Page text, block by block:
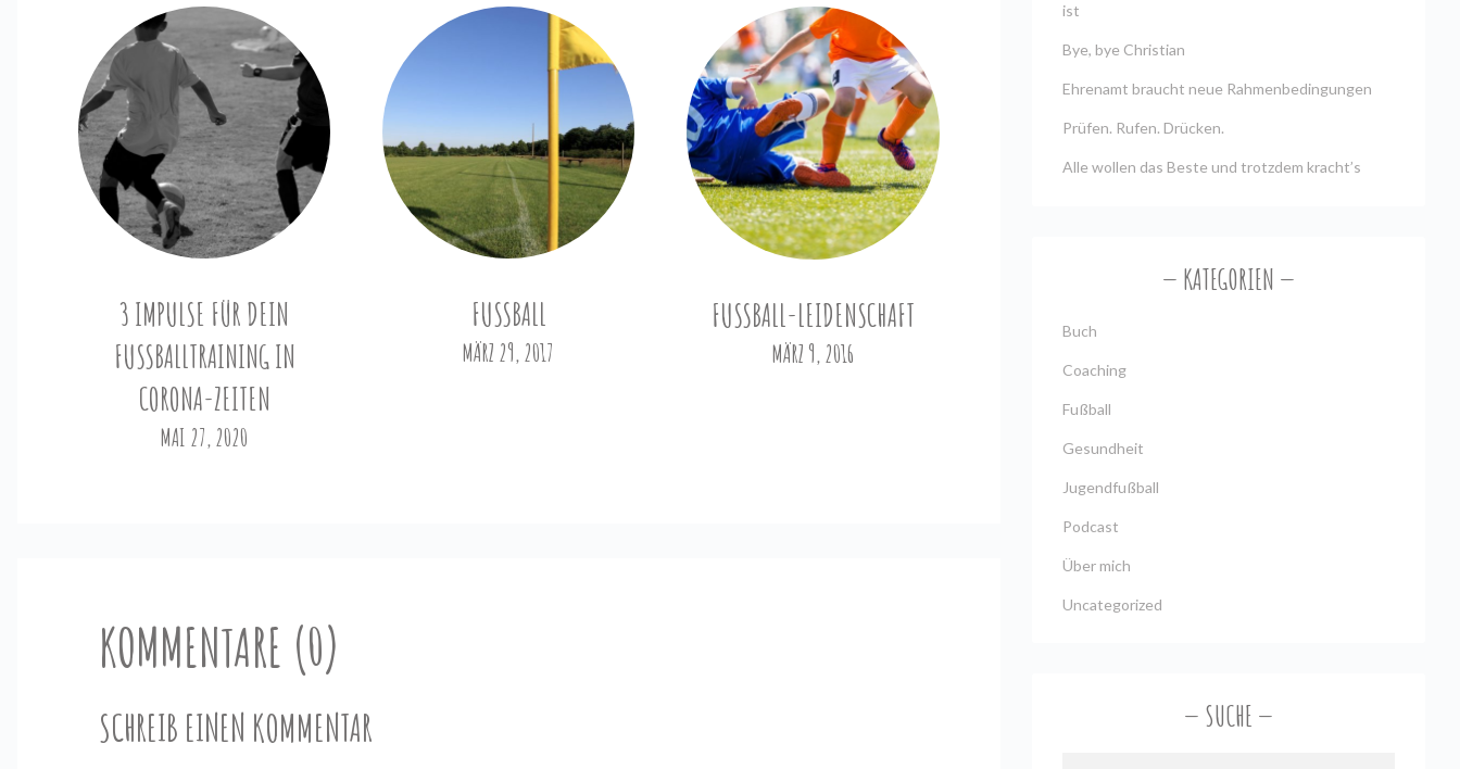
3 IMPULSE FÜR DEIN
FUSSBALLTRAINING IN C
ORONA-ZEITEN
MAI 27, 2020
FUSSBALL
MÄRZ 29, 2017
FUSSBALL-LEIDENSCHAFT
MÄRZ 9, 2016
KOMMENTARE (0)
SCHREIB EINEN KOMMENTAR
ist
Bye, bye Christian
Ehrenamt braucht neue Rahmenbedingungen
Prüfen. Rufen. Drücken.
Alle wollen das Beste und trotzdem kracht’s
KATEGORIEN
Buch
Coaching
Fußball
Gesundheit
Jugendfußball
Podcast
Über mich
Uncategorized
SUCHE